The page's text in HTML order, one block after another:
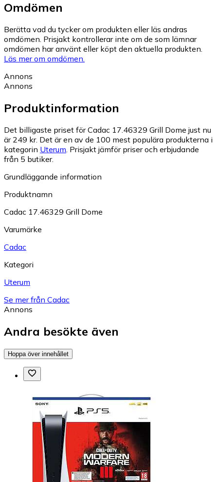
Omdömen
Berätta vad du tycker om produkten eller läs andras
omdömen. Prisjakt kontrollerar inte om de som lämnar
omdömen har använt eller köpt den aktuella produkten.
Läs mer om omdömen.
Annons
Annons
Produktinformation
Det billigaste priset för Cadac 17.46329 Grill Dome just nu
är 249 kr. Det är en av de 100 mest populära produkterna i
kategorin Uterum. Prisjakt jämför priser och erbjudande
från 5 butiker.
Grundläggande information
Produktnamn
Cadac 17.46329 Grill Dome
Varumärke
Cadac
Kategori
Uterum
Se mer från Cadac
Annons
Andra besökte även
Hoppa över innehållet